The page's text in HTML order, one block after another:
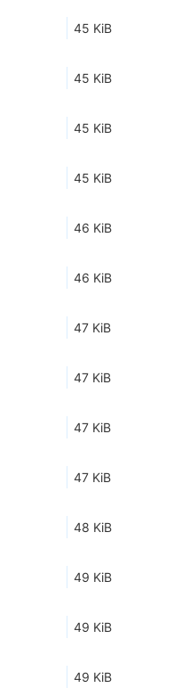
45 KiB
45 KiB
45 KiB
45 KiB
46 KiB
46 KiB
47 KiB
47 KiB
47 KiB
47 KiB
48 KiB
49 KiB
49 KiB
49 KiB